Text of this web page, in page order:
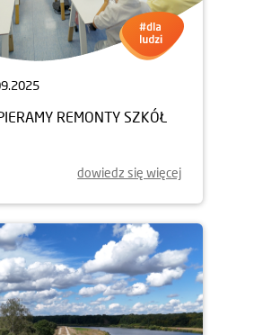
REMONTY SZKÓŁ
dowiedz się więcej